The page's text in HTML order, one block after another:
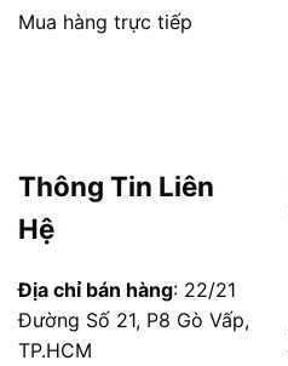
Mua hàng trực tiếp
Thông Tin Liên
Hệ
Địa chỉ bán hàng: 22/21
Đường Số 21, P8 Gò Vấp,
TP.HCM